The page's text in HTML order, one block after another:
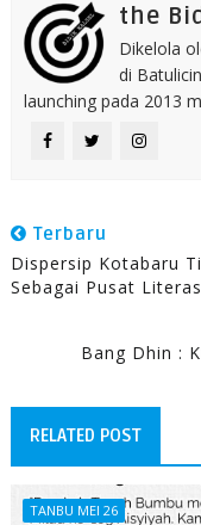
the
Dikelola
di
launching pada 2013
Terbaru
Dispersip Kotabaru
Sebagai Pusat
Bang Dhin :
RELATED POST
TANBU MEI 26